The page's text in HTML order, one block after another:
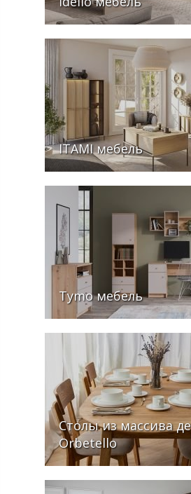
ITAMI мебель
Tymo мебель
Столы из массива
Orbetello